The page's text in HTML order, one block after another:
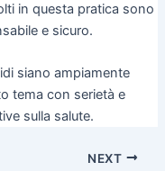
in questa pratica sono
e sicuro.
siano ampiamente
tema con serietà e
sulla salute.
NEXT